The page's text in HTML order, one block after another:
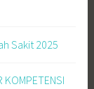
Sakit 2025
KOMPETENSI